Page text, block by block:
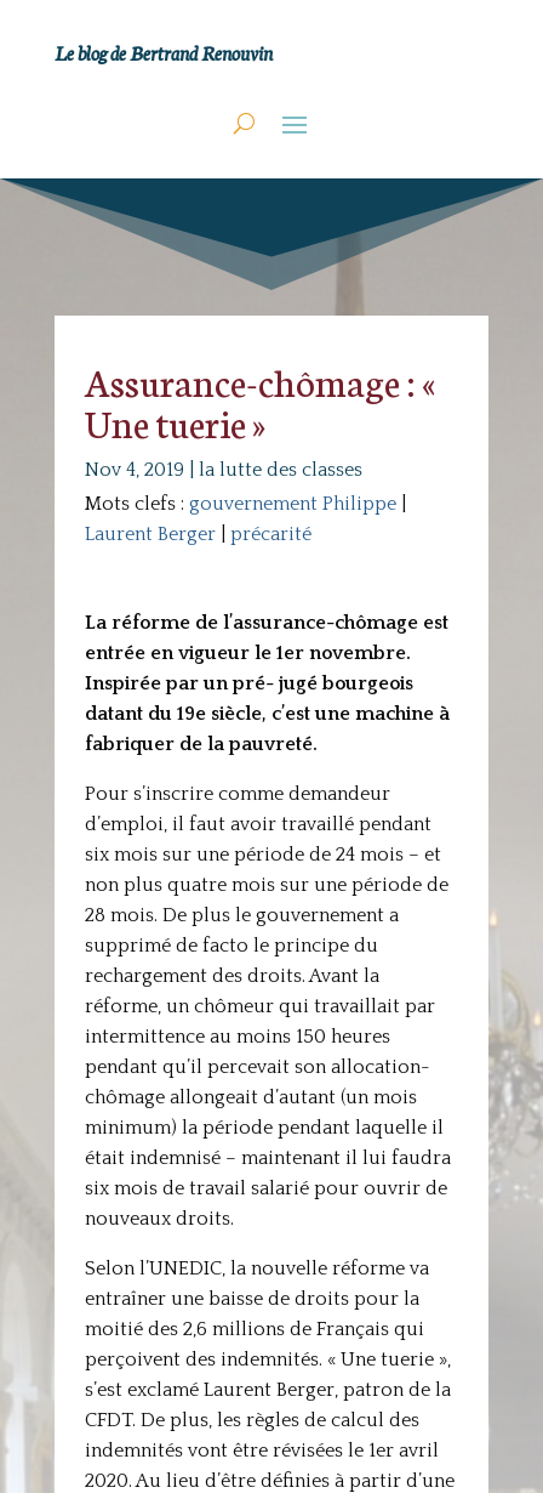
Le blog de Bertrand Renouvin
Assurance-chômage : «
Une tuerie »
Nov 4, 2019
la lutte des classes
Mots clefs : gouvernement Philippe|
Laurent Berger| précarité
La réforme de l’assurance-chômage est
entrée en vigueur le 1er novembre.
Inspirée par un pré- jugé bourgeois
datant du 19e siècle, c’est une machine à
fabriquer de la pauvreté.
Pour s’inscrire comme demandeur
d’emploi, il faut avoir travaillé pendant
six mois sur une période de 24 mois – et
non plus quatre mois sur une période de
28 mois. De plus le gouvernement a
supprimé de facto le principe du
rechargement des droits. Avant la
réforme, un chômeur qui travaillait par
intermittence au moins 150 heures
pendant qu’il percevait son allocation-
chômage allongeait d’autant (un mois
minimum) la période pendant laquelle il
était indemnisé – maintenant il lui faudra
six mois de travail salarié pour ouvrir de
nouveaux droits.
Selon l’UNEDIC, la nouvelle réforme va
entraîner une baisse de droits pour la
moitié des 2,6 millions de Français qui
perçoivent des indemnités. « Une tuerie »,
s’est exclamé Laurent Berger, patron de la
CFDT. De plus, les règles de calcul des
indemnités vont être révisées le 1er avril
2020. Au lieu d’être définies à partir d’une